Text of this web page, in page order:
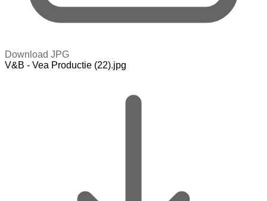
Download JPG
V&B - Vea Productie (22).jpg